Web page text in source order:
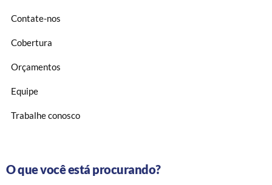
Contate-nos
Cobertura
Orçamentos
Equipe
Trabalhe conosco
O que você está procurando?